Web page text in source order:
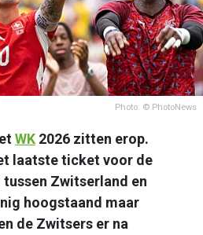
Photo: © PhotoNews
WK 2026 zitten erop.
laatste ticket voor de
Zwitserland en
hoogstaand maar
de Zwitsers er na